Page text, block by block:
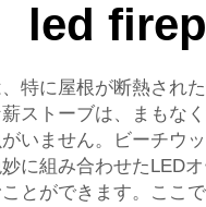
led
特に屋根が断熱され
ストーブは、まも
いません。ビーチウ
に組み合わせたLED
とができます。こ